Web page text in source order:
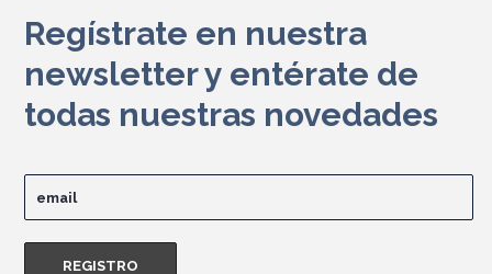
Regístrate en nuestra
newsletter y entérate de
todas nuestras novedades